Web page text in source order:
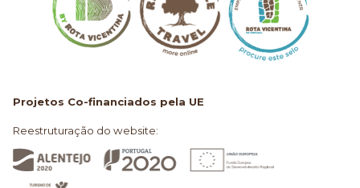
Projetos Co-financiados pela UE
Reestruturação do website: